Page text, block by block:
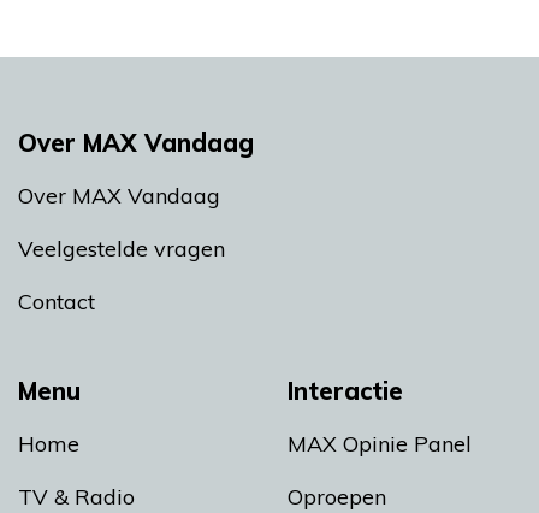
Menu
Home
TV & Radio
Interactie
MAX Opinie Panel
Oproepen
Over MAX Vandaag
Over MAX Vandaag
Veelgestelde vragen
Contact